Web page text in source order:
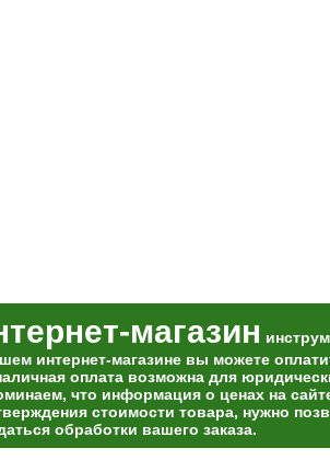
магазин
интернет-магазине вы можете
оплата возможна для
что информация о ценах на
стоимости товара, нужно
обработки вашего заказа.